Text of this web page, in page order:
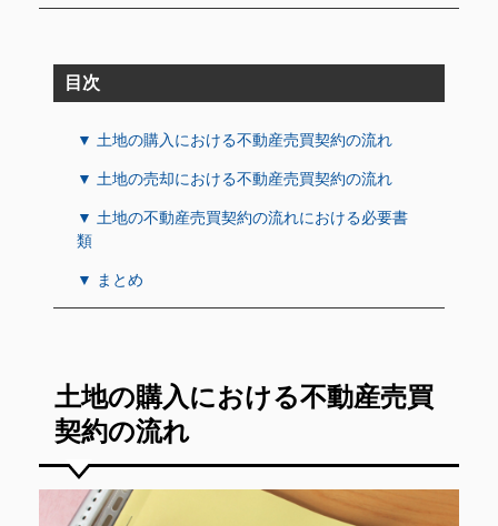
目次
▼ 土地の購入における不動産売買契約の流れ
▼ 土地の売却における不動産売買契約の流れ
▼ 土地の不動産売買契約の流れにおける必要書
類
▼ まとめ
土地の購入における不動産売買
契約の流れ